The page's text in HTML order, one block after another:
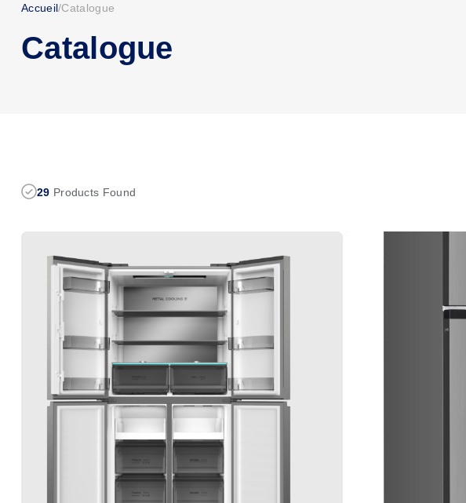
Accueil/Catalogue
Catalogue
29 Products Found